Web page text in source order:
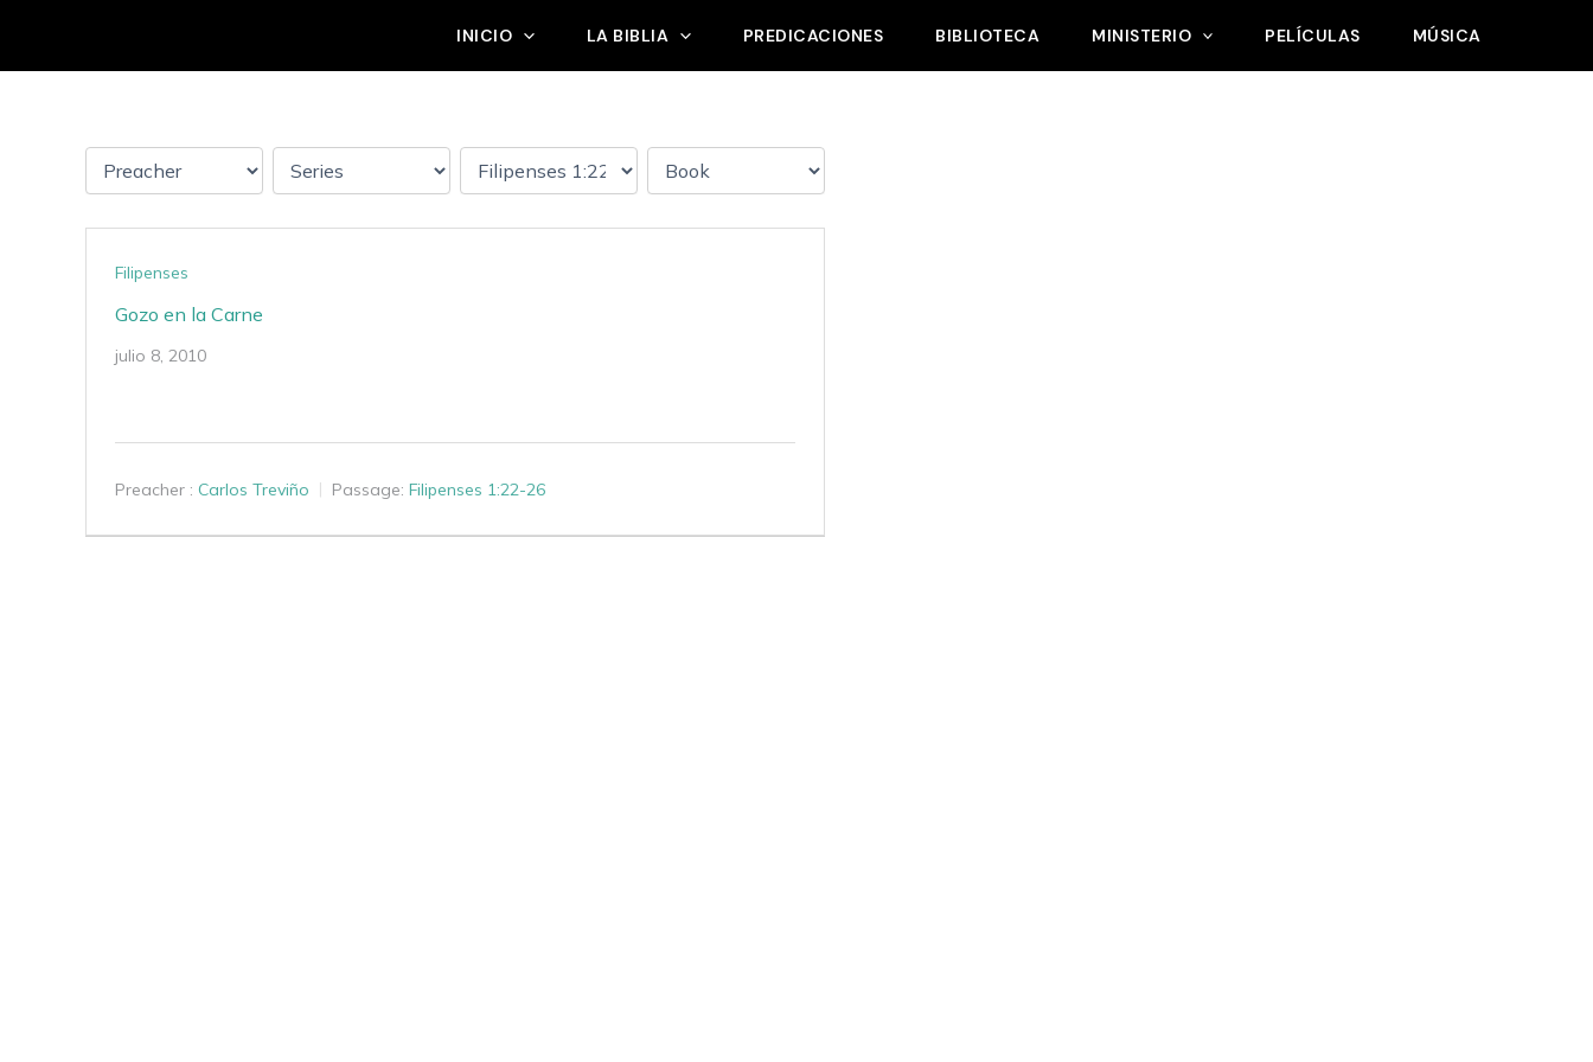
contenido
INICIO LA BIBLIA PREDICACIONES BIBLIOTECA MINISTERIO PELÍCULAS MÚSICA
Filipenses
Gozo en la Carne
julio 8, 2010
Preacher : Carlos Treviño Passage: Filipenses 1:22-26